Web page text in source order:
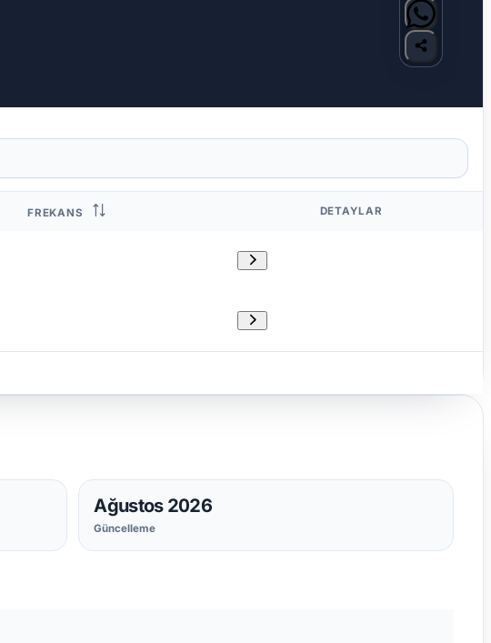
FREKANS DETAYLAR
Ağustos 2026
Güncelleme